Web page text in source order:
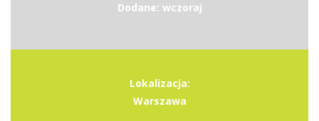
Dodane: wczoraj
Lokalizacja:
Warszawa